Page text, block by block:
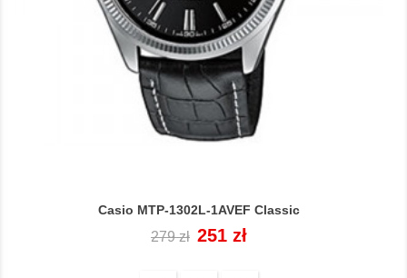
Casio MTP-1302L-1AVEF Classic
Cena
279 zł Cena
251 zł